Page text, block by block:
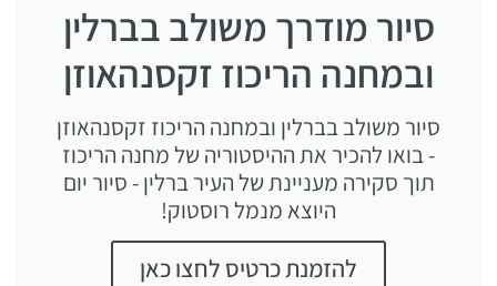
סיור מודרך משולב בברלין
ובמחנה הריכוז זקסנהאוזן
סיור משולב בברלין ובמחנה הריכוז זקסנהאוזן
- בואו להכיר את ההיסטוריה של מחנה הריכוז
תוך סקירה מעניינת של העיר ברלין - סיור יום
היוצא מנמל רוסטוק!
להזמנת כרטיס לחצו כאן